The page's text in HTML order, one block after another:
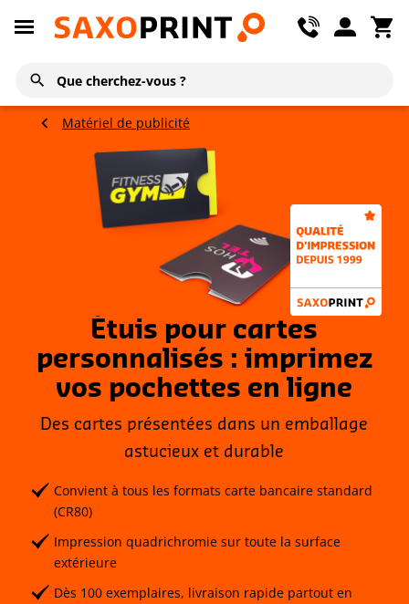
Matériel de publicité
Étuis pour cartes
personnalisés : imprimez
vos pochettes en ligne
Des cartes présentées dans un emballage
astucieux et durable
Convient à tous les formats carte bancaire standard
(CR80)
Impression quadrichromie sur toute la surface
extérieure
Dès 100 exemplaires, livraison rapide partout en